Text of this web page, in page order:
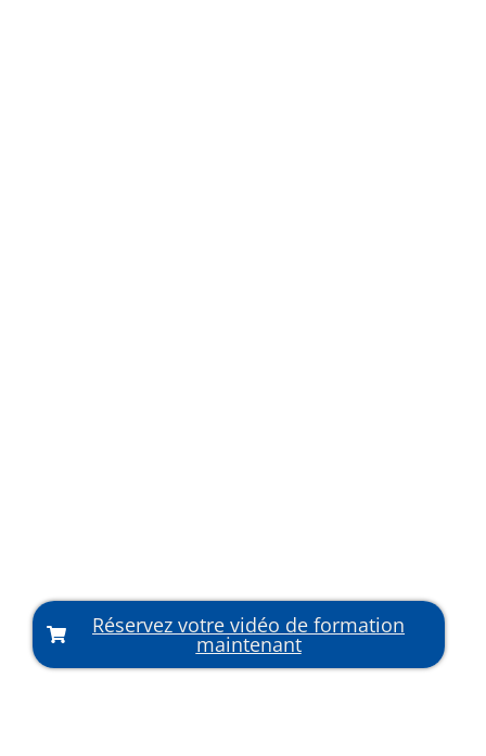
Réservez votre vidéo de formation
maintenant